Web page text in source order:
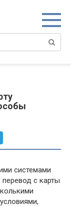
системами
с карты